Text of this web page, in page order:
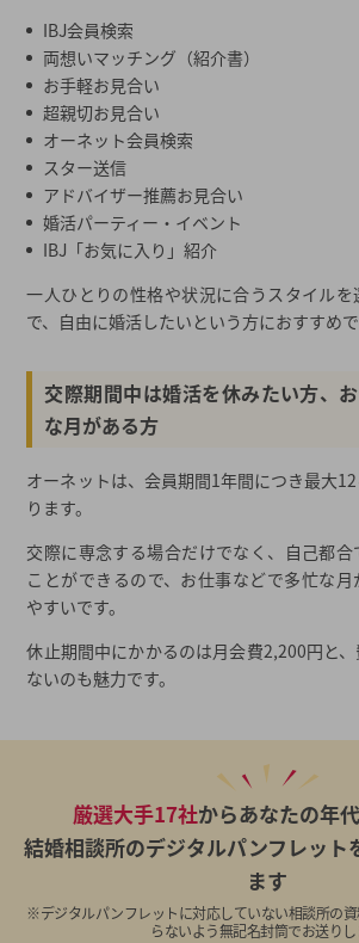
IBJ会員検索
両想いマッチング（紹介書）
お手軽お見合い
超親切お見合い
オーネット会員検索
スター送信
アドバイザー推薦お見合い
婚活パーティー・イベント
IBJ「お気に入り」紹介
一人ひとりの性格や状況に合うスタイル
で、自由に婚活したいという方におすすめで
交際期間中は婚活を休みたい方、
な月がある方
オーネットは、会員期間1年間につき最大
ります。
交際に専念する場合だけでなく、自己都
ことができるので、お仕事などで多忙な
やすいです。
休止期間中にかかるのは月会費2,200円と
ないのも魅力です。
厳選大手17社からあなたの年
結婚相談所のデジタルパンフレット
ます
※デジタルパンフレットに対応していない相談所の
らないよう無記名封筒でお送り